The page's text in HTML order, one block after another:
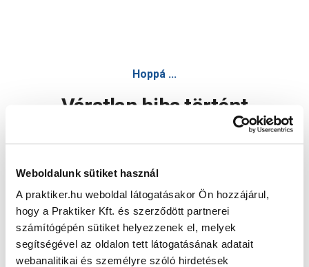
Weboldalunk sütiket használ
A praktiker.hu weboldal látogatásakor Ön hozzájárul,
hogy a Praktiker Kft. és szerződött partnerei
számítógépén sütiket helyezzenek el, melyek
segítségével az oldalon tett látogatásának adatait
webanalitikai és személyre szóló hirdetések
Hoppá ...
Váratlan hiba történt
Oldal újratöltése